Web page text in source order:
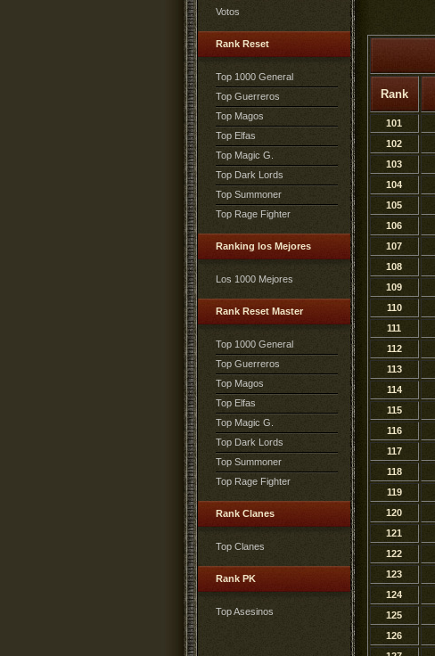
Votos
Rank Reset
Top 1000 General
Top Guerreros
Top Magos
Top Elfas
Top Magic G.
Top Dark Lords
Top Summoner
Top Rage Fighter
Ranking los Mejores
Los 1000 Mejores
Rank Reset Master
Top 1000 General
Top Guerreros
Top Magos
Top Elfas
Top Magic G.
Top Dark Lords
Top Summoner
Top Rage Fighter
Rank Clanes
Top Clanes
Rank PK
Top Asesinos
Rank
101
102
103
104
105
106
107
108
109
110
111
112
113
114
115
116
117
118
119
120
121
122
123
124
125
126